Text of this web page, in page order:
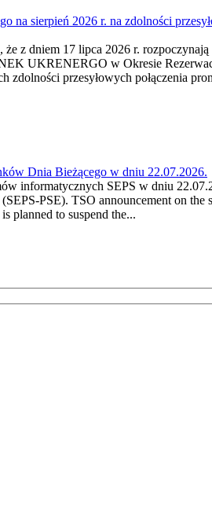
na sierpień 2026 r. na zdolności
z dniem 17 lipca 2026 r. rozpoczynają
UKRENERGO w Okresie
zdolności przesyłowych połączenia
Dnia Bieżącego w dniu 22.07.2026.
informatycznych SEPS w dniu
PSE). TSO announcement on
planned to suspend the...